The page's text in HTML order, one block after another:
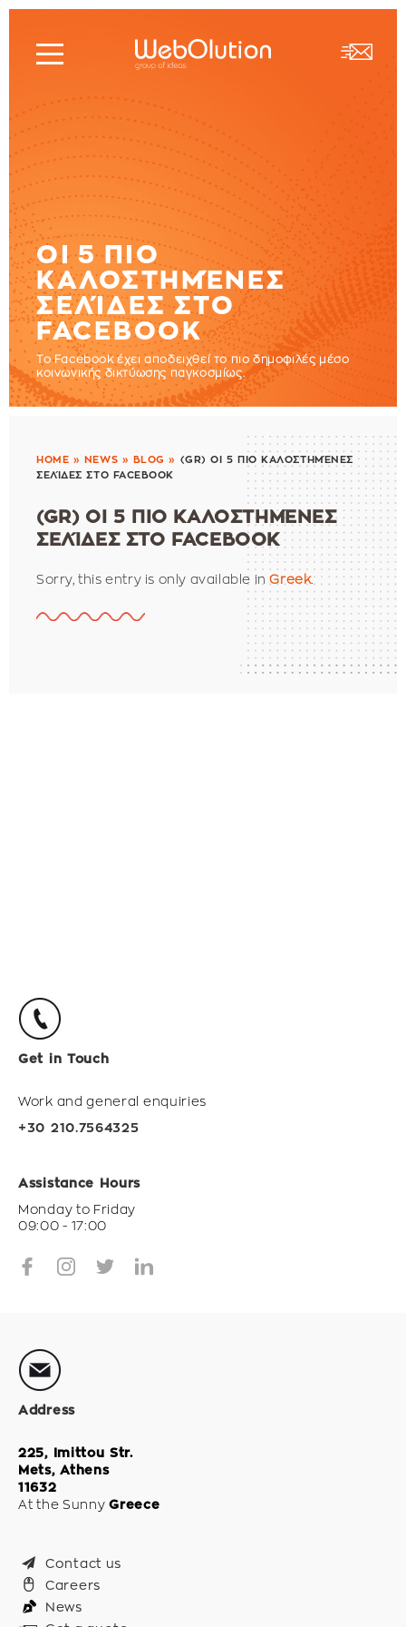
ΟΙ 5 ΠΙΟ
ΚΑΛΟΣΤΗΜΈΝΕΣ
ΣΕΛΊΔΕΣ ΣΤΟ
FACEBOOK
Το Facebook έχει αποδειχθεί το πιο δημοφιλές μέσο
κοινωνικής δικτύωσης παγκοσμίως.
HOME » NEWS » BLOG » (GR) ΟΙ 5 ΠΙΟ ΚΑΛΟΣΤΗΜΈΝΕΣ
ΣΕΛΊΔΕΣ ΣΤΟ FACEBOOK
(GR) ΟΙ 5 ΠΙΟ ΚΑΛΟΣΤΗΜΈΝΕΣ
ΣΕΛΊΔΕΣ ΣΤΟ FACEBOOK
Sorry, this entry is only available inGreek.
Get in Touch
Work and general enquiries
+30 210.7564325
Assistance Hours
Monday to Friday
09:00 - 17:00
Address
225, Imittou Str.
Mets, Athens
11632
At the SunnyGreece
Contact us
Careers
News